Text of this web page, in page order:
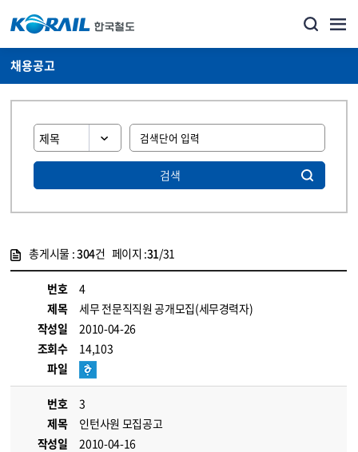
채용공고
검색
총게시물 :304건 페이지 :31/31
번호
4
제목
세무 전문직직원 공개모집(세무경력자)
작성일
2010-04-26
조회수
14,103
파일
번호
3
제목
인턴사원 모집공고
작성일
2010-04-16